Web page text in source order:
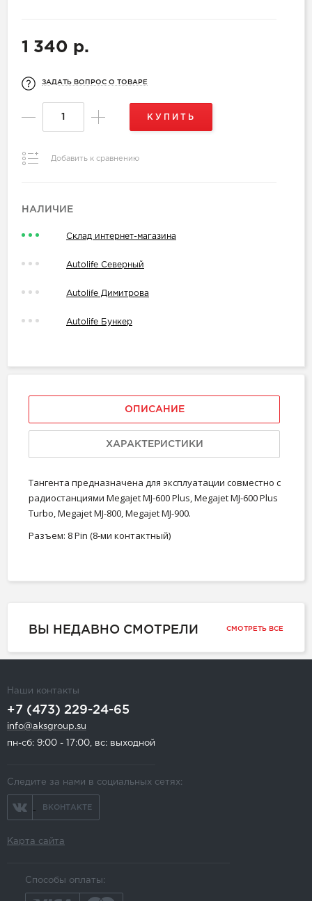
1 340 р.
ЗАДАТЬ ВОПРОС О ТОВАРЕ
КУПИТЬ
Добавить к сравнению
НАЛИЧИЕ
Склад интернет-магазина
Autolife Северный
Autolife Димитрова
Autolife Бункер
ОПИСАНИЕ
ХАРАКТЕРИСТИКИ
Тангента предназначена для эксплуатации совместно с
радиостанциями Megajet MJ-600 Plus, Megajet MJ-600 Plus
Turbo, Megajet MJ-800, Megajet MJ-900.
Разъем: 8 Pin (8-ми контактный)
ВЫ НЕДАВНО СМОТРЕЛИ СМОТРЕТЬ ВСЕ
Наши контакты
+7 (473) 229-24-65
info@aksgroup.su
пн-сб: 9:00 - 17:00, вс: выходной
Следите за нами в социальных сетях:
ВКОНТАКТЕ
Карта сайта
Способы оплаты: